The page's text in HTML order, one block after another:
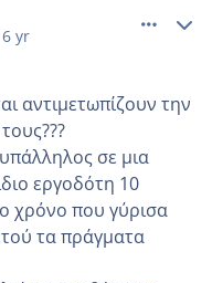
yr
αντιμετωπίζουν την
σε μια
εργοδότη 10
χρόνο που γύρισα
τα πράγματα